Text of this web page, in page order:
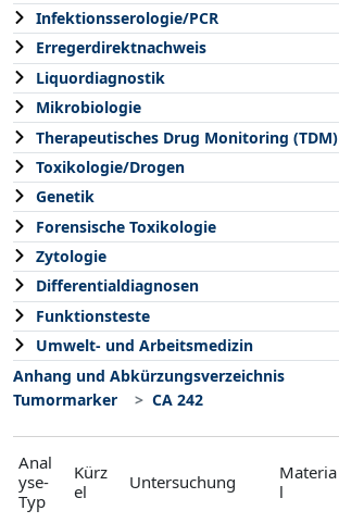
Infektionsserologie/PCR
Erregerdirektnachweis
Liquordiagnostik
Mikrobiologie
Therapeutisches Drug Monitoring (TDM)
Toxikologie/Drogen
Genetik
Forensische Toxikologie
Zytologie
Differentialdiagnosen
Funktionsteste
Umwelt- und Arbeitsmedizin
Anhang und Abkürzungsverzeichnis
Tumormarker
CA 242
Anal
yse-
Typ
Kürz
el
Untersuchung
Materia
l